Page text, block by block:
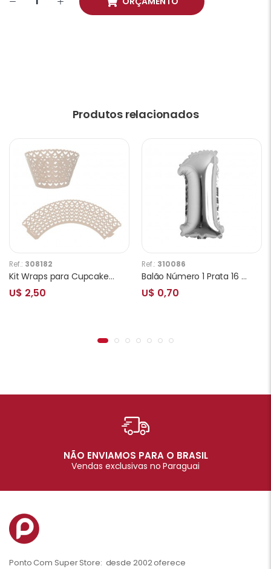
Produtos relacionados
Ref.: 308182
Kit Wraps para Cupcakes Corações W25 Branco 25pcs
U$ 2,50
Ref.: 310086
Balão Número 1 Prata 16 Polegadas
U$ 0,70
NÃO ENVIAMOS PARA O BRASIL
Vendas exclusivas no Paraguai
Ponto Com Super Store: desde 2002 oferece